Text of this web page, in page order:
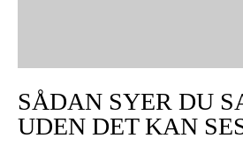
SÅDAN SYER DU
UDEN DET KAN